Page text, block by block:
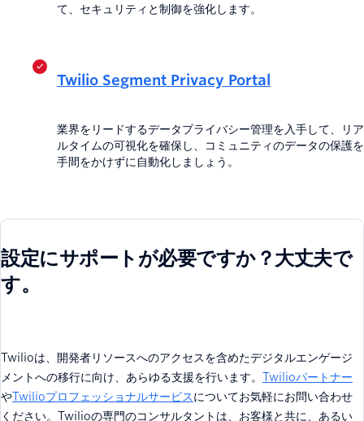
て、セキュリティと制御を強化します。
Twilio Segment Privacy Portal
業界をリードするデータプライバシー管理を入手して、リア
ルタイムの可視化を確保し、コミュニティのデータの保護を
手間をかけずに自動化しましょう。
設定にサポートが必要ですか？大丈夫で
す。
Twilioは、開発者リソースへのアクセスを含めたデジタルエンゲージ
メントへの移行に向け、あらゆる支援を行います。 Twilioパートナー
やTwilioプロフェッショナルサービスについてお気軽にお問い合わせ
ください。Twilioの専門のコンサルタントは、お客様と共に、あるい